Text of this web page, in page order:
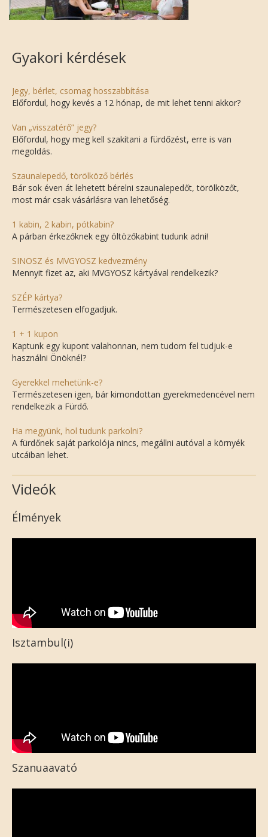
Gyakori kérdések
Jegy, bérlet, csomag hosszabbítása
Előfordul, hogy kevés a 12 hónap, de mit lehet tenni akkor?
Van „visszatérő” jegy?
Előfordul, hogy meg kell szakítani a fürdőzést, erre is van
megoldás.
Szaunalepedő, törölköző bérlés
Bár sok éven át lehetett bérelni szaunalepedőt, törölközőt,
most már csak vásárlásra van lehetőség.
1 kabin, 2 kabin, pótkabin?
A párban érkezőknek egy öltözőkabint tudunk adni!
SINOSZ és MVGYOSZ kedvezmény
Mennyit fizet az, aki MVGYOSZ kártyával rendelkezik?
SZÉP kártya?
Természetesen elfogadjuk.
1 + 1 kupon
Kaptunk egy kupont valahonnan, nem tudom fel tudjuk-e
használni Önöknél?
Gyerekkel mehetünk-e?
Természetesen igen, bár kimondottan gyerekmedencével nem
rendelkezik a Fürdő.
Ha megyünk, hol tudunk parkolni?
A fürdőnek saját parkolója nincs, megállni autóval a környék
utcáiban lehet.
Videók
Élmények
Isztambul(i)
Szanuaavató